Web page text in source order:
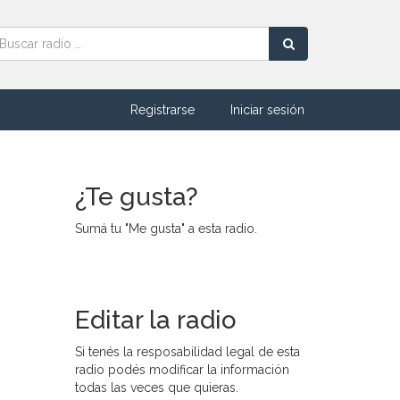
Registrarse Iniciar sesión
¿Te gusta?
Sumá tu "Me gusta" a esta radio.
Editar la radio
Si tenés la resposabilidad legal de esta
radio podés modificar la información
todas las veces que quieras.